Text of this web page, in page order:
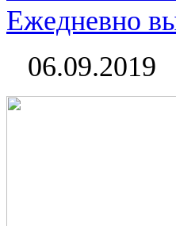
Ежедневно
06.09.2019